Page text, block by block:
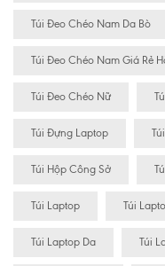
Túi Đeo Chéo Nam Da Bò
Túi Đeo Chéo Nam Giá Rẻ
Túi Đeo Chéo Nữ
Túi Đựng Laptop
Túi Hộp Công Sở
Túi Laptop Túi
Túi Laptop Da Túi